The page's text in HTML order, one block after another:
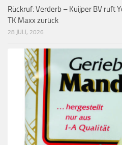
Rückruf: Verderb – Kuijper BV ruft
TK Maxx zurück
28 JULI, 2026